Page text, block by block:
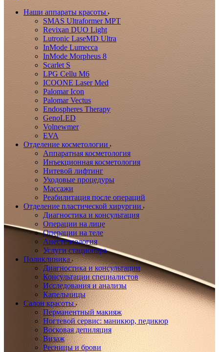
Наши аппараты красоты
SMAS Ultraformer MPT
Revixan DUO Light
Lutronic LaseMD Ultra
InMode Lumecca
InMode Morpheus 8
Scarlet S
LPG Cellu M6
ICOONE Laser Med
Palomar Icon
Palomar Vectus
Endospheres Therapy
GenoLED
Volnewmer
EVA
Отделение косметологии
Аппаратная косметология
Инъекционная косметология
Нитевой лифтинг
Уходовые процедуры
Массажи
Реабилитация после операций
Отделение пластической хирургии
Диагностика и консультация
Операции на лице
Операции на теле
Анестезиология
Услуги стационара
Поликлиника
Диагностика и консультации
Консультации специалистов
Исследования и анализы
Капельницы
Салон красоты
Перманентный макияж
Ногтевой сервис: маникюр, педикюр
Восковая депиляция
Визаж
Ресницы и брови